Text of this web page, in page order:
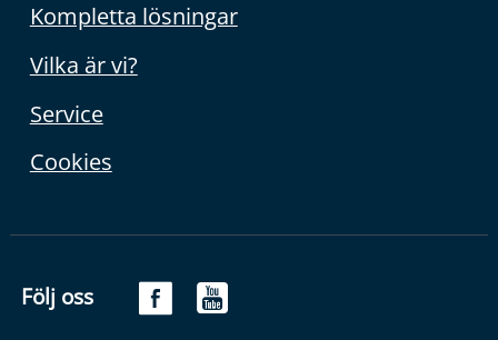
Kompletta lösningar
Vilka är vi?
Service
Cookies
Följ oss